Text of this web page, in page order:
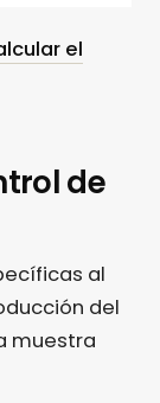
el
de
al
del
muestra